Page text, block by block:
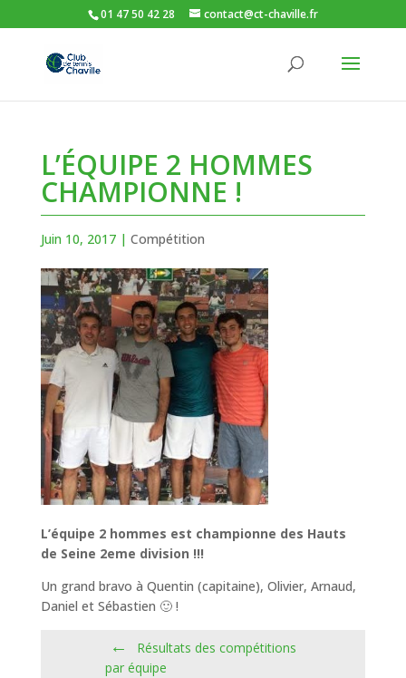
01 47 50 42 28 contact@ct-chaville.fr
L’ÉQUIPE 2 HOMMES
CHAMPIONNE !
Juin 10, 2017| Compétition
L’équipe 2 hommes est championne des Hauts
de Seine 2eme division !!!
Un grand bravo à Quentin (capitaine), Olivier, Arnaud,
Daniel et Sébastien 🙂 !
←
Résultats des compétitions
par équipe